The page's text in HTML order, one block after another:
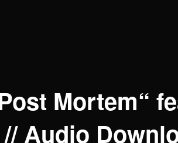
Mortem“
Audio